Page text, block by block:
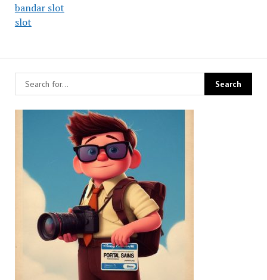
bandar slot
slot